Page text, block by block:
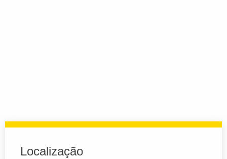
Localização